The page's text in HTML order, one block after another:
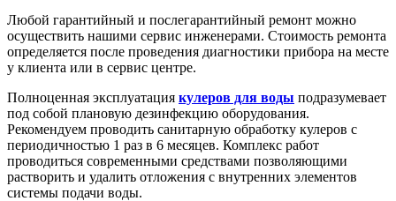
Любой гарантийный и послегарантийный ремонт можно
осуществить нашими сервис инженерами. Стоимость ремонта
определяется после проведения диагностики прибора на месте
у клиента или в сервис центре.
Полноценная эксплуатация кулеров для воды подразумевает
под собой плановую дезинфекцию оборудования.
Рекомендуем проводить санитарную обработку кулеров с
периодичностью 1 раз в 6 месяцев. Комплекс работ
проводиться современными средствами позволяющими
растворить и удалить отложения с внутренних элементов
системы подачи воды.